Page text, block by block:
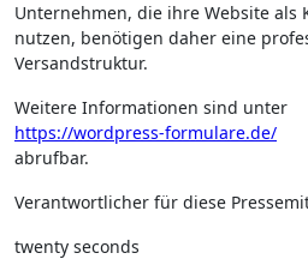
Unternehmen, die ihre Website als
nutzen, benötigen daher eine
Versandstruktur.
Weitere Informationen sind unter
https://wordpress-formulare.de/
abrufbar.
Verantwortlicher für diese
twenty seconds